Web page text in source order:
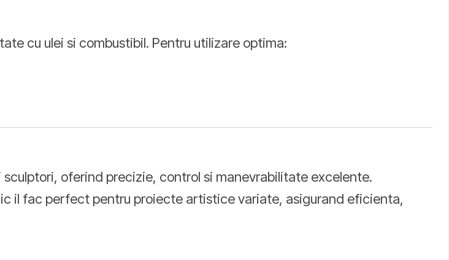
cu ulei si combustibil. Pentru utilizare optima:
oferind precizie, control si manevrabilitate excelente.
il fac perfect pentru proiecte artistice variate, asigurand eficienta,